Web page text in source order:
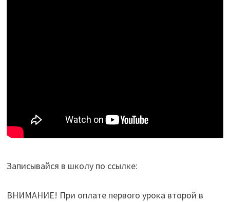
Записывайся в школу по ссылке:
ВНИМАНИЕ! При оплате первого урока второй в